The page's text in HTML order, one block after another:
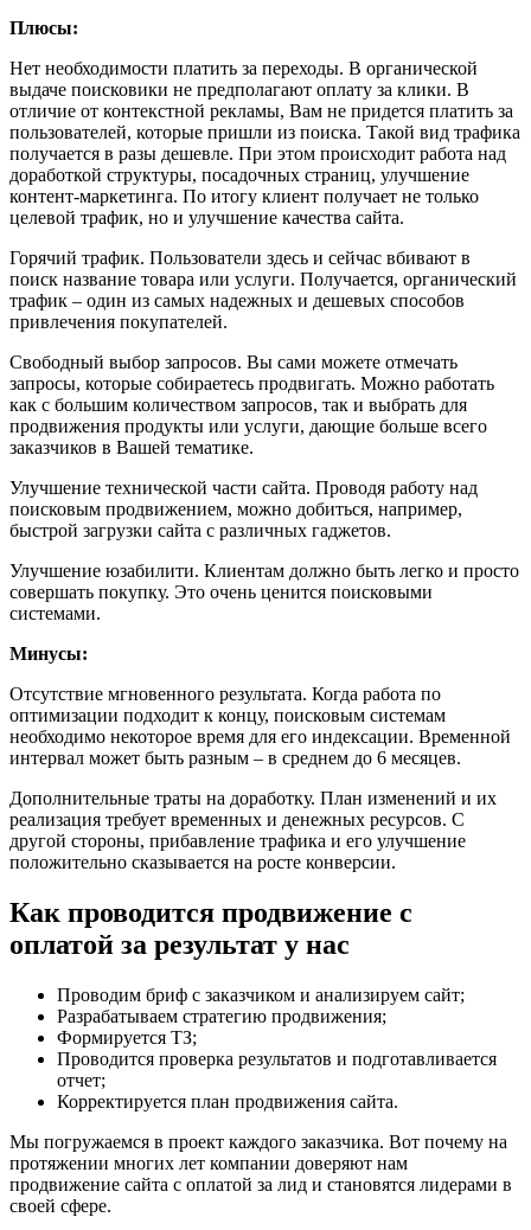
Плюсы:
Нет необходимости платить за переходы. В органической
выдаче поисковики не предполагают оплату за клики. В
отличие от контекстной рекламы, Вам не придется платить за
пользователей, которые пришли из поиска. Такой вид трафика
получается в разы дешевле. При этом происходит работа над
доработкой структуры, посадочных страниц, улучшение
контент-маркетинга. По итогу клиент получает не только
целевой трафик, но и улучшение качества сайта.
Горячий трафик. Пользователи здесь и сейчас вбивают в
поиск название товара или услуги. Получается, органический
трафик – один из самых надежных и дешевых способов
привлечения покупателей.
Свободный выбор запросов. Вы сами можете отмечать
запросы, которые собираетесь продвигать. Можно работать
как с большим количеством запросов, так и выбрать для
продвижения продукты или услуги, дающие больше всего
заказчиков в Вашей тематике.
Улучшение технической части сайта. Проводя работу над
поисковым продвижением, можно добиться, например,
быстрой загрузки сайта с различных гаджетов.
Улучшение юзабилити. Клиентам должно быть легко и просто
совершать покупку. Это очень ценится поисковыми
системами.
Минусы:
Отсутствие мгновенного результата. Когда работа по
оптимизации подходит к концу, поисковым системам
необходимо некоторое время для его индексации. Временной
интервал может быть разным – в среднем до 6 месяцев.
Дополнительные траты на доработку. План изменений и их
реализация требует временных и денежных ресурсов. С
другой стороны, прибавление трафика и его улучшение
положительно сказывается на росте конверсии.
Как проводится продвижение с
оплатой за результат у нас
Проводим бриф с заказчиком и анализируем сайт;
Разрабатываем стратегию продвижения;
Формируется ТЗ;
Проводится проверка результатов и подготавливается
отчет;
Корректируется план продвижения сайта.
Мы погружаемся в проект каждого заказчика. Вот почему на
протяжении многих лет компании доверяют нам
продвижение сайта с оплатой за лид и становятся лидерами в
своей сфере.